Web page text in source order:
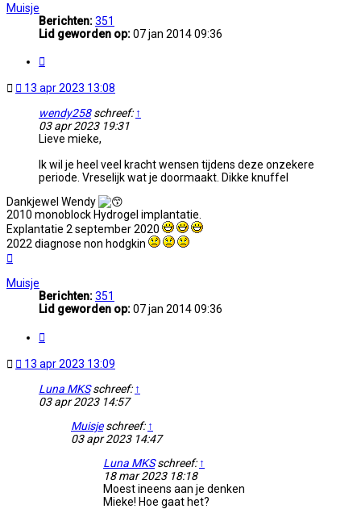
Muisje
Berichten:351
Lid geworden op:07 jan 2014 09:36
Ongelezen
bericht
13 apr 2023 13:08
wendy258schreef: ↑
03 apr 2023 19:31
Lieve mieke,
Ik wil je heel veel kracht wensen tijdens deze onzekere
periode. Vreselijk wat je doormaakt. Dikke knuffel
Dankjewel Wendy
2010 monoblock Hydrogel implantatie.
Explantatie 2 september 2020
2022 diagnose non hodgkin
Muisje
Berichten:351
Lid geworden op:07 jan 2014 09:36
Ongelezen
bericht
13 apr 2023 13:09
Luna MKSschreef: ↑
03 apr 2023 14:57
Muisjeschreef: ↑
03 apr 2023 14:47
Luna MKSschreef: ↑
18 mar 2023 18:18
Moest ineens aan je denken
Mieke! Hoe gaat het?